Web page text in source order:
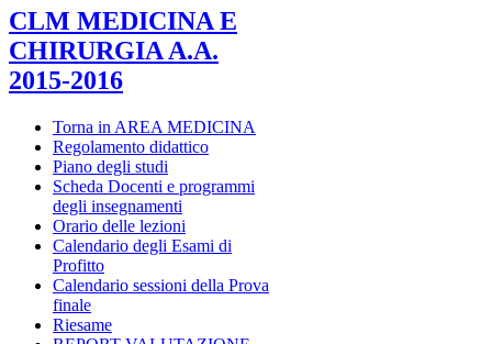
CLM MEDICINA E
CHIRURGIA A.A.
2015-2016
Torna in AREA MEDICINA
Regolamento didattico
Piano degli studi
Scheda Docenti e programmi
degli insegnamenti
Orario delle lezioni
Calendario degli Esami di
Profitto
Calendario sessioni della Prova
finale
Riesame